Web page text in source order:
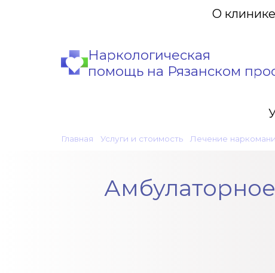
О клинике
Наркологическая
помощь на Рязанском
Главная Услуги и стоимость Лечение